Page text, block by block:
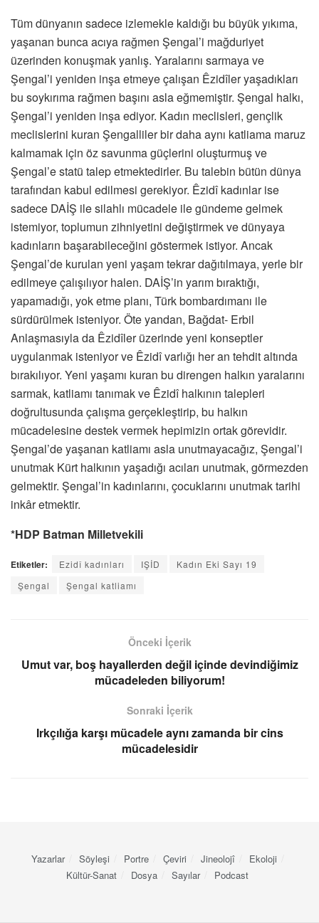
Tüm dünyanın sadece izlemekle kaldığı bu büyük yıkıma,
yaşanan bunca acıya rağmen Şengal’i mağduriyet
üzerinden konuşmak yanlış. Yaralarını sarmaya ve
Şengal’i yeniden inşa etmeye çalışan Êzidîler yaşadıkları
bu soykırıma rağmen başını asla eğmemiştir. Şengal halkı,
Şengal’i yeniden inşa ediyor. Kadın meclisleri, gençlik
meclislerini kuran Şengalliler bir daha aynı katliama maruz
kalmamak için öz savunma güçlerini oluşturmuş ve
Şengal’e statü talep etmektedirler. Bu talebin bütün dünya
tarafından kabul edilmesi gerekiyor. Êzidî kadınlar ise
sadece DAİŞ ile silahlı mücadele ile gündeme gelmek
istemiyor, toplumun zihniyetini değiştirmek ve dünyaya
kadınların başarabileceğini göstermek istiyor. Ancak
Şengal’de kurulan yeni yaşam tekrar dağıtılmaya, yerle bir
edilmeye çalışılıyor halen. DAİŞ’in yarım bıraktığı,
yapamadığı, yok etme planı, Türk bombardımanı ile
sürdürülmek isteniyor. Öte yandan, Bağdat- Erbil
Anlaşmasıyla da Êzidîler üzerinde yeni konseptler
uygulanmak isteniyor ve Êzidî varlığı her an tehdit altında
bırakılıyor. Yeni yaşamı kuran bu direngen halkın yaralarını
sarmak, katliamı tanımak ve Êzidî halkının talepleri
doğrultusunda çalışma gerçekleştirip, bu halkın
mücadelesine destek vermek hepimizin ortak görevidir.
Şengal’de yaşanan katliamı asla unutmayacağız, Şengal’i
unutmak Kürt halkının yaşadığı acıları unutmak, görmezden
gelmektir. Şengal’in kadınlarını, çocuklarını unutmak tarihi
inkâr etmektir.
*HDP Batman Milletvekili
Etiketler: Ezidî kadınları IŞİD
Kadın Eki Sayı 19
Şengal
Şengal katliamı
Önceki İçerik
Umut var, boş hayallerden değil içinde devindiğimiz
mücadeleden biliyorum!
Sonraki İçerik
Irkçılığa karşı mücadele aynı zamanda bir cins
mücadelesidir
Yazarlar Söyleşi Portre Çeviri Jineolojî
Ekoloji
Kültür-Sanat
Dosya Sayılar Podcast